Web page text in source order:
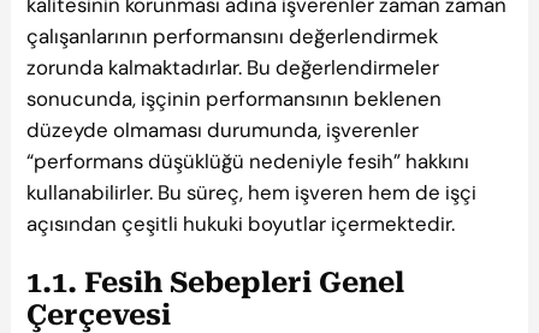
çalışanlarının performansını değerlendirmek
zorunda kalmaktadırlar. Bu değerlendirmeler
sonucunda, işçinin performansının beklenen
düzeyde olmaması durumunda, işverenler
“performans düşüklüğü nedeniyle fesih” hakkını
kullanabilirler. Bu süreç, hem işveren hem de işçi
açısından çeşitli hukuki boyutlar içermektedir.
1.1. Fesih Sebepleri Genel
Çerçevesi